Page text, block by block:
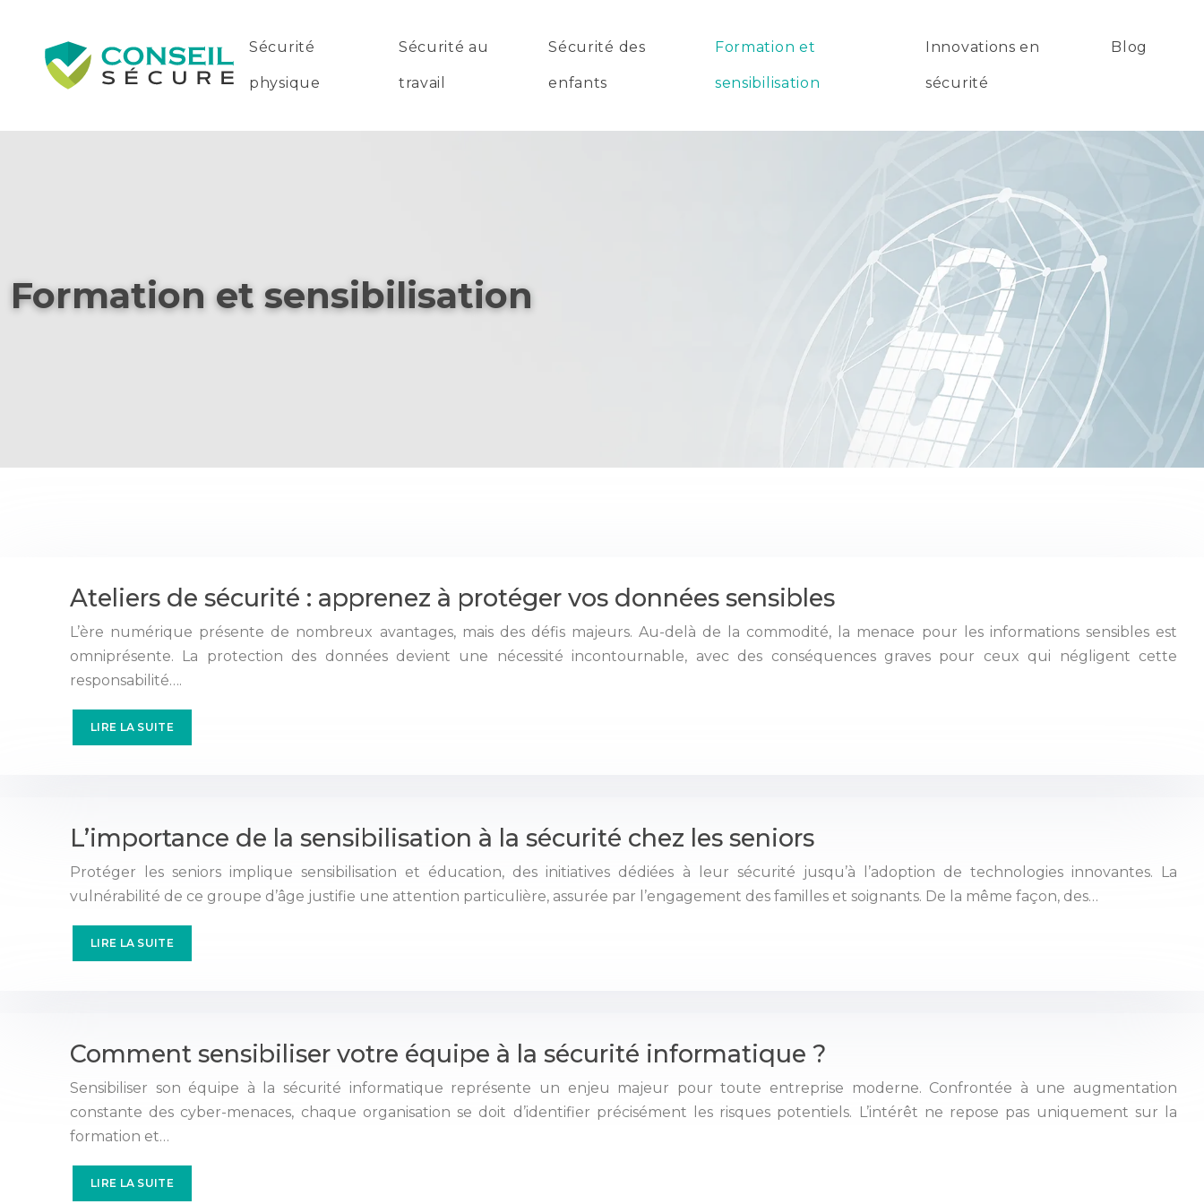
Sécurité
physique
Sécurité au
travail
Sécurité des
enfants
Formation et
sensibilisation
Innovations en
sécurité
Blog
Formation et sensibilisation
Ateliers de sécurité : apprenez à protéger vos données sensibles
L’ère numérique présente de nombreux avantages, mais des défis majeurs. Au-delà de la commodité, la menace pour les informations sensibles est
omniprésente. La protection des données devient une nécessité incontournable, avec des conséquences graves pour ceux qui négligent cette
responsabilité….
LIRE LA SUITE
L’importance de la sensibilisation à la sécurité chez les seniors
Protéger les seniors implique sensibilisation et éducation, des initiatives dédiées à leur sécurité jusqu’à l’adoption de technologies innovantes. La
vulnérabilité de ce groupe d’âge justifie une attention particulière, assurée par l’engagement des familles et soignants. De la même façon, des…
LIRE LA SUITE
Comment sensibiliser votre équipe à la sécurité informatique ?
Sensibiliser son équipe à la sécurité informatique représente un enjeu majeur pour toute entreprise moderne. Confrontée à une augmentation
constante des cyber-menaces, chaque organisation se doit d’identifier précisément les risques potentiels. L’intérêt ne repose pas uniquement sur la
formation et…
LIRE LA SUITE